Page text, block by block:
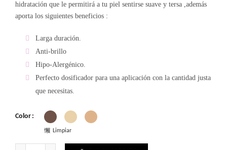
hidratación que le permitirá a tu piel sentirse suave y tersa ,además
aporta los siguientes beneficios :
Larga duración.
Anti-brillo
Hipo-Alergénico.
Perfecto dosificador para una aplicación con la cantidad justa
que necesitas.
Color
Limpiar
Ultra Hydrating Make Up cantidad